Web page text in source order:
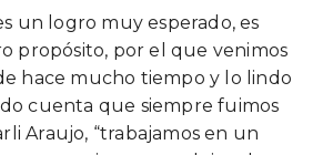
un logro muy esperado, es
propósito, por el que venimos
hace mucho tiempo y lo lindo
cuenta que siempre fuimos
Araujo, “trabajamos en un